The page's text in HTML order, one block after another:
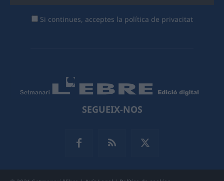
Si continues, acceptes la política de privacitat
SEGUEIX-NOS